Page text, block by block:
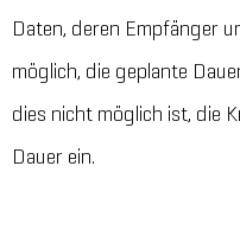
Daten, deren Empfänger
möglich, die geplante
dies nicht möglich ist, die
Dauer ein.